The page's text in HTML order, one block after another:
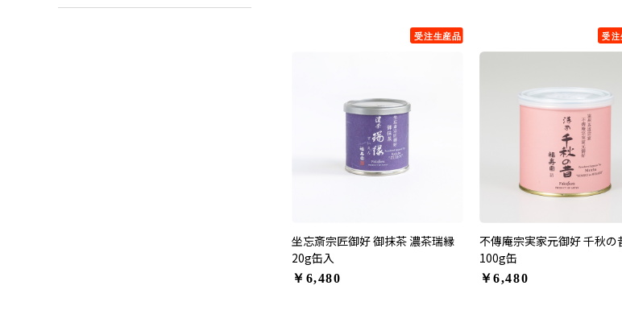
坐忘斎宗匠御好 御抹茶 濃茶瑞縁
20g缶入
￥6,480
不傳庵宗実家元御好 千秋の
100g缶
￥6,480